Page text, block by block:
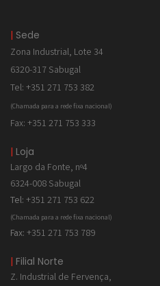
| Sede
Zona Industrial, Lote 34
6320-317 Sabugal
Tel: +351 271 753 382
(Chamada para a rede fixa nacional)
Fax: +351 271 753 333
| Loja
Largo da Fonte, nº4
6324-008 Sabugal
Tel: +351 271 753 622
(Chamada para a rede fixa nacional)
Fax: +351 271 753 789
| Filial Norte
Z. Industrial de Fervença,